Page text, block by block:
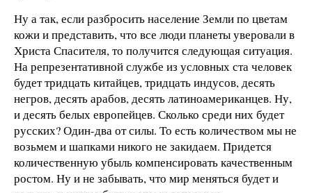
Ну а так, если разбросить население Земли по цветам
кожи и представить, что все люди планеты уверовали в
Христа Спасителя, то получится следующая ситуация.
На репрезентативной службе из условных ста человек
будет тридцать китайцев, тридцать индусов, десять
негров, десять арабов, десять латиноамериканцев. Ну,
и десять белых европейцев. Сколько среди них будет
русских? Один-два от силы. То есть количеством мы не
возьмем и шапками никого не закидаем. Придется
количественную убыль компенсировать качественным
ростом. Ну и не забывать, что мир меняться будет и